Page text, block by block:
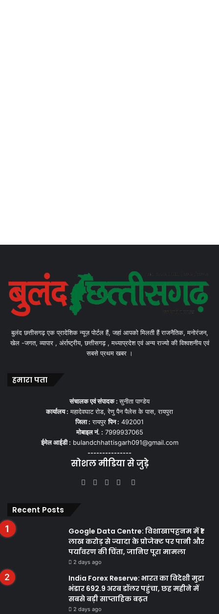
बुलंद छत्तीसगढ़ एक प्रादेशिक न्यूज़ पोर्टल हैं, जहां आपको मिलती हैं राजनैतिक, मनोरंजन,
खेल -जगत, व्यापार , अंर्राष्ट्रीय, छत्तीसगढ़ , मध्याप्रदेश एवं अन्य राज्यो की विश्वशनीय एवं
सबसे प्रथम खबर ।
हमारा पता
संचालक एवं संपादक :सुनीता पाण्डेय
कार्यालय : महादेवघाट रोड, रेणु पैन पैलेस के पास, रायपुरा
जिला : रायपुरपिन : 492001
मोबाइल नं. : 7999937065
ईमेल आईडी : bulandchhattisgarh091@gmail.com
---------------
सोशल मीडिया से जुड़े
Facebook
TwitterYouTubeInstagram
WhatsApp
Recent Posts
Google Data Centre: विशाखापट्टनम में ₹1
लाख करोड़ से ज्यादा के प्रोजेक्ट पर पानी और
पर्यावरण की चिंता, जानिए पूरा मामला
2 days ago
India Forex Reserve: भारत का विदेशी मुद्रा
भंडार 692.9 अरब डॉलर पहुंचा, छह महीने में
सबसे बड़ी साप्ताहिक बढ़त
2 days ago